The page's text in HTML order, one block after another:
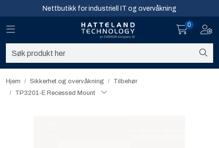
Skip to main contentNettbutikk for industriell IT og overvåkning
Toggle navigation
0
Hjem Sikkerhet og overvåkning
Tilbehør
TP3201-E Recessed Mount
Nettverk
Computing